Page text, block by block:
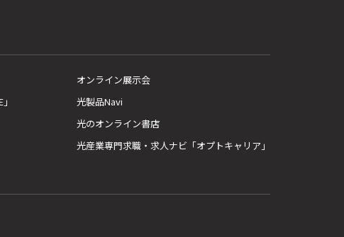
オンライン展示会
光製品Navi
光のオンライン書店
光産業専門求職・求人ナビ「オプトキャリア」